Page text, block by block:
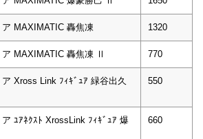
MAXIMATIC 轟焦凍 1320
MAXIMATIC 轟焦凍 Ⅱ 770
Xross Link ﾌｨｷﾞｭｱ 緑谷出久
550
ﾕｱﾈｸｽﾄ XrossLink ﾌｨｷﾞｭｱ 爆
660